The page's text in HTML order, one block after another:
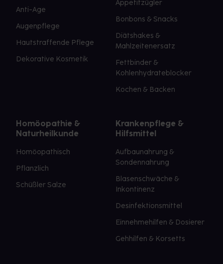
Anti-Age
Augenpflege
Hautstraffende Pflege
Dekorative Kosmetik
Appetitzügler
Bonbons & Snacks
Diätshakes &
Mahlzeitenersatz
Fettbinder &
Kohlenhydrateblocker
Kochen & Backen
Homöopathie &
Naturheilkunde
Homöopathisch
Pflanzlich
Schüßler Salze
Krankenpflege &
Hilfsmittel
Aufbaunahrung &
Sondennahrung
Blasenschwäche &
Inkontinenz
Desinfektionsmittel
Einnehmehilfen & Dosierer
Gehhilfen & Korsetts